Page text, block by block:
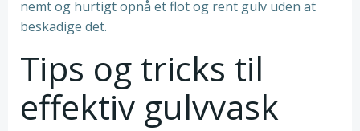
nemt og hurtigt opnå et flot og rent gulv uden at
beskadige det.
Tips og tricks til
effektiv gulvvask